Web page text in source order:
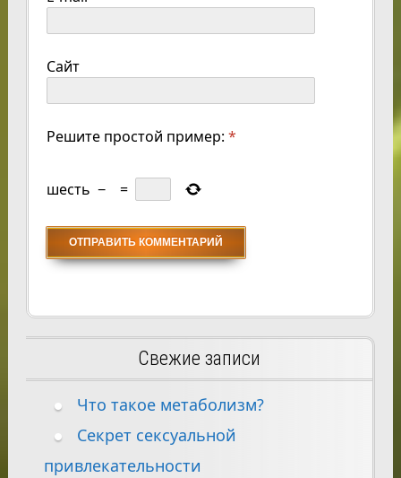
Сайт
Решите простой пример: *
шесть − =
Свежие записи
Что такое метаболизм?
Секрет сексуальной
привлекательности